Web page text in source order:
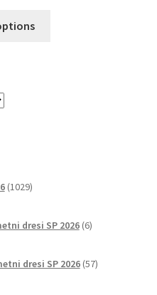
1029izdelkov
dresi SP 2026 6izdelkov
dresi SP 2026 57izdelkov